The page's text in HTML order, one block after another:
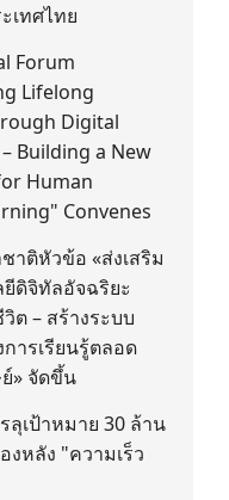
เทศไทย
Forum
Lifelong
Digital
Building a New
Human
Convenes
าติหัวข้อ «ส่งเสริม
ดิจิทัลอัจฉริยะ
ต – สร้างระบบ
ารเรียนรู้ตลอด
» จัดขึ้น
ลุเป้าหมาย 30 ล้าน
งหลัง "ความเร็ว